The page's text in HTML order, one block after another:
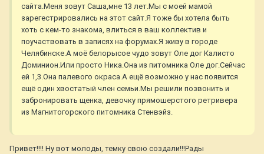
сайта.Меня зовут Саша,мне 13 лет.Мы с моей мамой
зарегестрировались на этот сайт.Я тоже бы хотела быть
хоть с кем-то знакома, влиться в ваш коллектив и
поучаствовать в записях на форумах.Я живу в городе
Челябинске.А моё белорысое чудо зовут Оле дог Калисто
Доминион.Или просто Ника.Она из питомника Оле дог.Сейчас
ей 1,3.Она палевого окраса.А ещё возможно у нас появится
ещё один хвостатый член семьи.Мы решили позвонить и
забронировать щенка, девочку прямошерстого ретривера
из Магнитогорского питомника Стенвэйз.
Привет!!!! Ну вот молоды, темку свою создали!!!Рады